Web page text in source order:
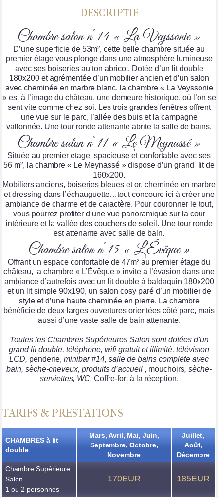
DESCRIPTIF
Chambre salon n°14 « La Veyssonie »
D’une superficie de 53m², cette belle chambre située au
premier étage vous plonge dans une atmosphère lumineuse
avec ses boiseries au ton abricot. Dotée d’un lit double
180x200 et agrémentée d’un mobilier ancien et d’un salon
avec cheminée en marbre blanc, la chambre « La Veyssonie
» est à l’image du château, une demeure historique, où l’on se
sent vite comme chez soi. Les trois grandes fenêtres offrent
une vue sur le parc, l’allée des buis et la campagne
vallonnée. Une tour ronde attenante abrite la salle de bains.
Chambre salon n°11 « Le Meynassé »
Située au premier étage, spacieuse et confortable avec ses
56 m², la chambre « Le Meynassé » dispose d’un grand lit de
160x200.
Mobiliers anciens, boiseries bleues et or, cheminée en marbre
et dressing dans l’échauguette…tout concoure ici à créer une
ambiance de charme et de caractère. Pour couronner le tout,
vous pourrez profiter d’une vue panoramique sur la cour
intérieure et la vallée des couchers de soleil. Une tour ronde
est attenante avec salle de bain.
Chambre salon n°15 « L’Évêque »
Offrant un espace confortable de 47m² au premier étage du
château, la chambre « L’Évêque » invite à l’évasion dans une
ambiance d’autrefois avec un lit double à baldaquin 180x200
et un lit simple 90x190, un salon cosy paré d’un mobilier de
style et d’une haute cheminée en pierre. La chambre
bénéficie de deux larges ouvertures orientées côté parc, mais
aussi d’une vaste salle de bain attenante.
Toutes les Chambres Supérieures Salon sont dotées d’un
grand lit double, téléphone, wifi gratuit et illimité, télévision
LCD, penderie, minibar #14, salle de bains complète avec
bain, sèche-cheveux, produits d’accueil , mouchoirs, sèche-
serviettes, WC. Coffre-fort à la réception.
TARIFS & PRESTATIONS
CHAMBRES à lit
double
Mars, Avril, Mai, Juin,
Septembre, Octobre,
Novembre
Juillet,
Août,
Décembre
Chambre Supérieure
Salon
1 ou 2 personnes
170EUR 185EUR